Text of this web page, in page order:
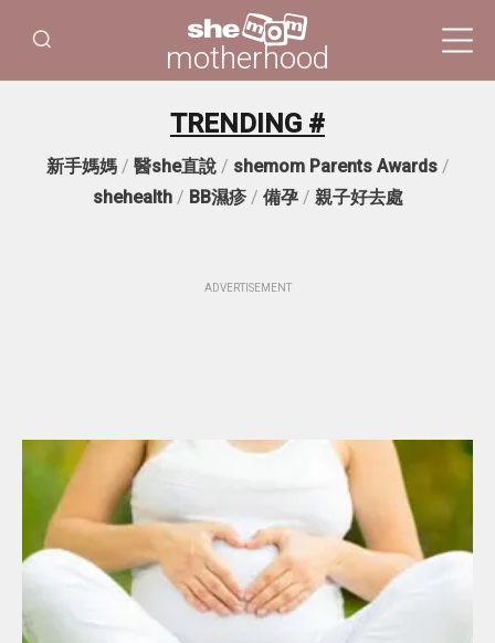
motherhood
TRENDING #
新手媽媽/ 醫she直說/ shemom Parents Awards/
shehealth/ BB濕疹/ 備孕/ 親子好去處
ADVERTISEMENT